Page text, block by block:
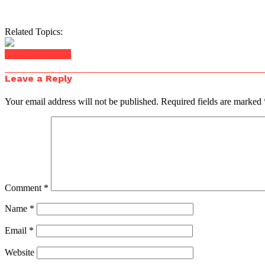
Related Topics:
Leave a Reply
Your email address will not be published. Required fields are marked
Comment *
Name *
Email *
Website